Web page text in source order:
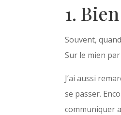
1.
Souvent,
Sur le mien
J’ai aussi
se passer.
communiquer